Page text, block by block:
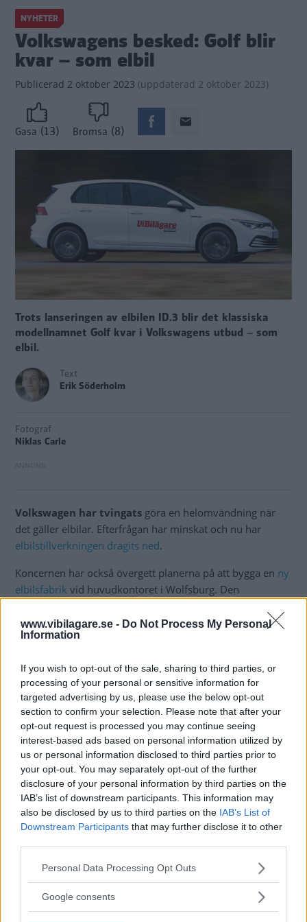
www.vibilagare.se - Do Not Process My Personal
Information
If you wish to opt-out of the sale, sharing to third parties, or
processing of your personal or sensitive information for
targeted advertising by us, please use the below opt-out
section to confirm your selection. Please note that after your
opt-out request is processed you may continue seeing
interest-based ads based on personal information utilized by
us or personal information disclosed to third parties prior to
your opt-out. You may separately opt-out of the further
disclosure of your personal information by third parties on the
IAB’s list of downstream participants. This information may
also be disclosed by us to third parties on the IAB’s List of
Downstream Participants that may further disclose it to other
Please note that this website/app uses one or more Google
not limited to your visit or usage behaviour. You may click to
Personal Data Processing Opt Outs
Google consents
NYHETER
Volkswagens besked: Golf blir
kvar – som elbil
Publicerad 2 oktober 2023 (uppdaterad 2 oktober 2023)
Gasa (13) Bromsa (8)
Trots lanseringen av elbilen ID.3 blir det klassiska
modellnamnet Golf kvar i Volkswagens utbud – som
elbil.
Text
Erik Söderholm
Fotograf
Niklas Carle
Volkswagen har tvingats göra en helomvändning när
det gäller elbilar. Efterfrågan har minskat och nu har
elbilstillverkningen dragits ned.
Koncernen har också övergett planerna på att bygga en ny
elbilsfabrik vid huvudkontoret i Wolfsburg. Den
för elbilen som går under kodnamnet Trinity och som ska
utmana Tesla. Den ska nu i stället byggas i VW:s befintliga
– Vår bransch står inför komplexa utmaningar när den
genomgår en omställning som måste göras under svåra
affärsförhållanden, säger VW-chefen Thomas Schäfer.
I samband medbeskedet bekräftade Volkswagen också
att nästa generation Golf kommer som elbil. Det är ett
udda besked eftersom den förmodligen hamnar i samma
storleksklass som elbilen ID.3. Vad som ska hända med
den är oklart.
Volkswagen Golf som elbil ska dessutom byggas på den
elbilsplattform MEB. Den eldrivna Golfen dröjer
förmodligen till 2028 eller 2029 eftersom SSP-plattformen
flera år försenad